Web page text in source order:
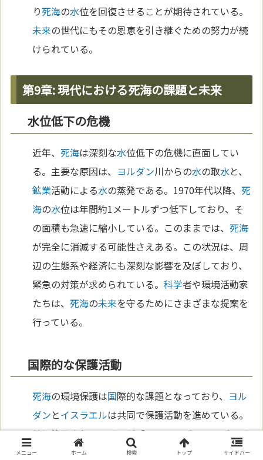
り死海の水位を回復させることが期待されている。
未来の世代にもその恩恵を引き継ぐための努力が続
けられている。
第9章: 現代における死海の課題と未来
水位低下の危機
近年、死海は深刻な水位低下の危機に直面してい
る。主要な原因は、 ヨルダン川からの水の取水と、
鉱業活動による水の蒸発である。1970年代以降、死
海の水位は年間約1メートルずつ低下しており、そ
の面積も急速に縮小している。このままでは、死海
が完全に消滅する可能性さえある。この状況は、周
辺の生態系や経済にも深刻な影響を及ぼしており、
緊急の対策が求められている。科学者や環境活動家
たちは、死海の未来を守るためにさまざまな提案を
行っている。
国際的な保護活動
死海の環境保護は国際的な課題となっており、 ヨル
ダンとイスラエルは共同で保護活動を進めている。
特に注目されているのが「レッド・デッド・プロジ
ェクト
」である。これは、紅海から死海 を引く
メニュー ホーム 検索 トップ サイドバー